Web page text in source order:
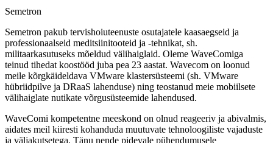
Semetron
Semetron pakub tervishoiuteenuste osutajatele kaasaegseid ja
professionaalseid meditsiinitooteid ja -tehnikat, sh.
militaarkasutuseks mõeldud välihaiglaid. Oleme WaveComiga
teinud tihedat koostööd juba pea 23 aastat. Wavecom on loonud
meile kõrgkäideldava VMware klastersüsteemi (sh. VMware
hübriidpilve ja DRaaS lahenduse) ning teostanud meie mobiilsete
välihaiglate nutikate võrgusüsteemide lahendused.
WaveComi kompetentne meeskond on olnud reageeriv ja abivalmis,
aidates meil kiiresti kohanduda muutuvate tehnoloogiliste vajaduste
ja väljakutsetega. Tänu nende pidevale pühendumusele